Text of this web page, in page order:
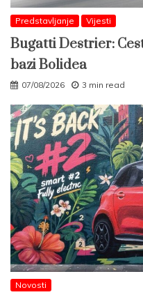
Predstavljanje Vijesti
Bugatti Destrier:
bazi Bolidea
07/08/2026 3 min read
Novosti